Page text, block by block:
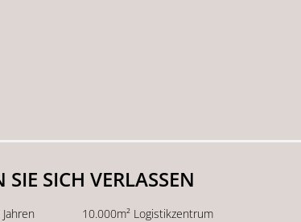
SICH VERLASSEN
10.000m² Logistikzentrum